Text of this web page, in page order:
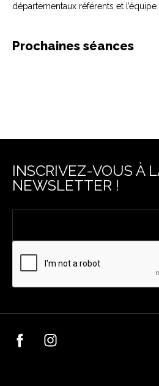
départementaux référents et l’équipe
Prochaines séances
INSCRIVEZ-VOUS À
NEWSLETTER !